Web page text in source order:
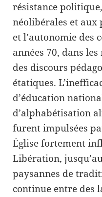
résistance
néolibérales et aux
et l’autonomie des
années 70, dans
des discours
étatiques.
d’éducation
d’alphabétisation
furent impulsées
Église fortement
Libération,
paysannes de
continue entre des